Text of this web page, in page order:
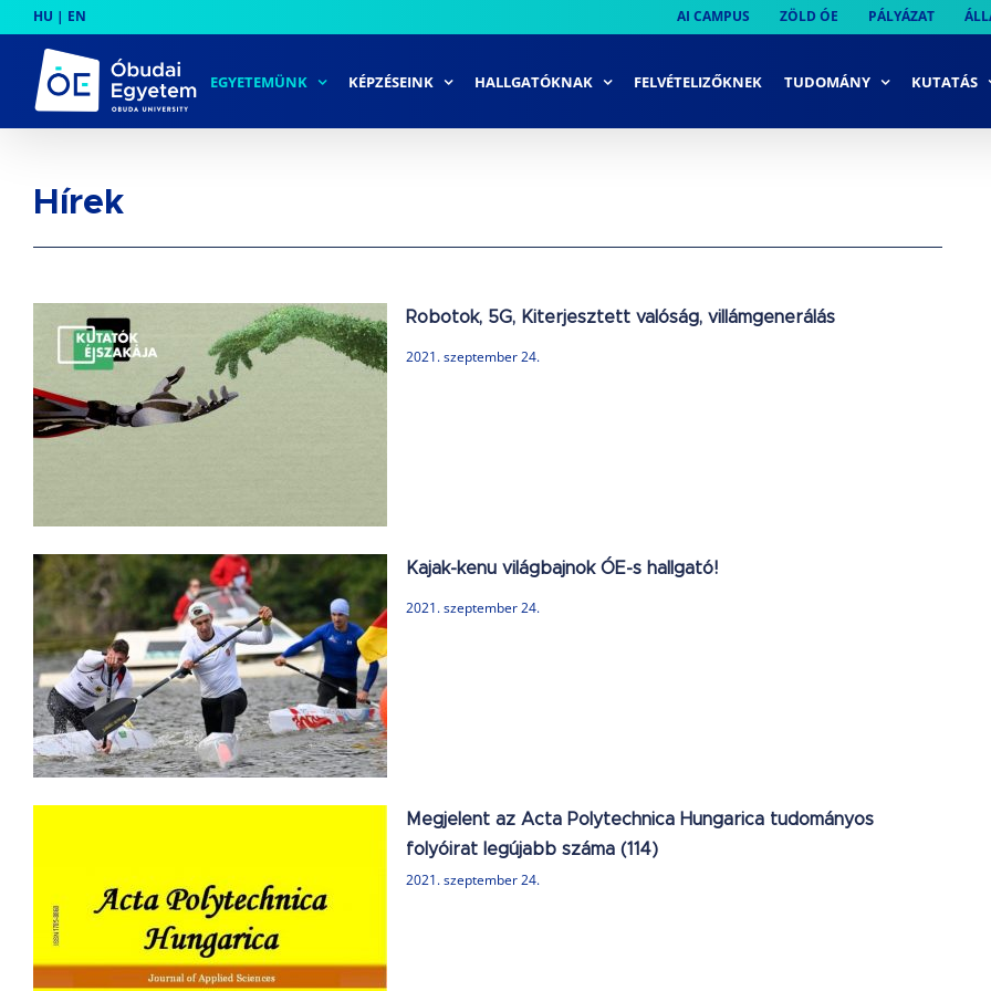
to
content
HU | EN AI CAMPUS ZÖLD ÓE PÁLYÁZAT
EGYETEMÜNK KÉPZÉSEINK HALLGATÓKNAK FELVÉTELIZŐKNEK TUDOMÁNY KUTATÁS
Hírek
Robotok, 5G, Kiterjesztett valóság, villámgenerálás
2021. szeptember 24.
Kajak-kenu világbajnok ÓE-s hallgató!
2021. szeptember 24.
Megjelent az Acta Polytechnica Hungarica tudományos
folyóirat legújabb száma (114)
2021. szeptember 24.